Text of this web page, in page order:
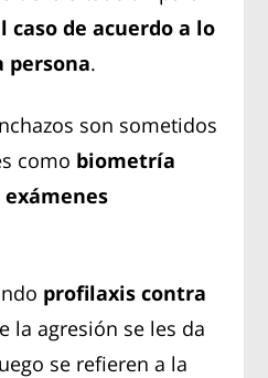
caso de acuerdo a lo
persona.
son sometidos
como biometría
profilaxis contra
la agresión se les da
se refieren a la